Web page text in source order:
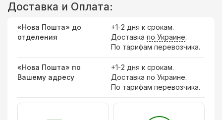
Доставка и Оплата:
«Нова Пошта» до
отделения
+1-2 дня к срокам.
Доставка по Украине.
По тарифам перевозчика.
«Нова Пошта» по
Вашему адресу
+1-2 дня к срокам.
Доставка по Украине.
По тарифам перевозчика.